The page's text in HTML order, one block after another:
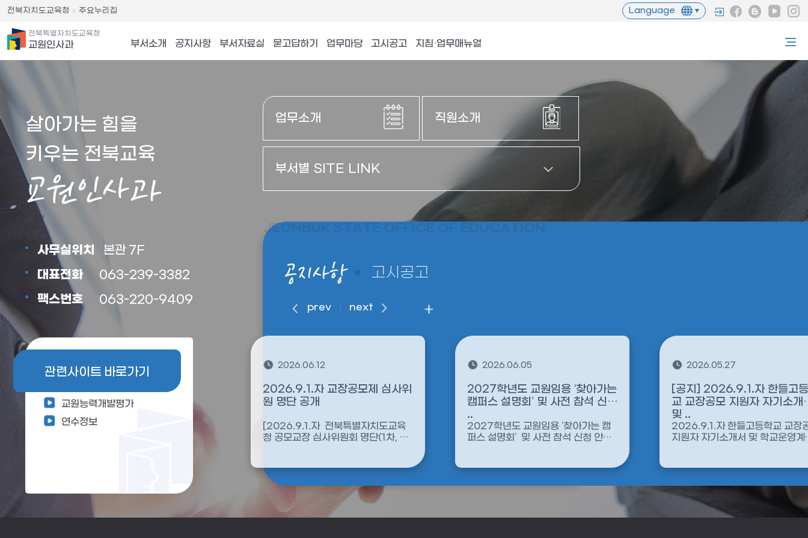
전북자치도교육청 주요누리집 Language
전북특별자치도교육청
교원인사과 부서소개 공지사항 부서자료실 묻고답하기 업무마당 고시공고 지침·업무매뉴얼
살아가는 힘을
키우는 전북교육
교원인사과
사무실위치
본관 7F
대표전화
063-239-3382
팩스번호
063-220-9409
관련사이트 바로가기
교원능력개발평가
연수정보
업무소개 직원소개
부서별 SITE LINK
공지사항
2026.04.27
2026년 상반기 모범공무원(교
사) 사전 공개 검증
2026 상반기 모범공무원(교사) 추천
2026.06.12
2026.9.1.자 교장공모제 심사위
원 명단 공개
[2026.9.1.자 전북특별자치도교육
청 공모교장 심사위원회 명단(1차, 2
2026.06.05
2027학년도 교원임용 ‘찾아가는
캠퍼스 설명회’ 및 사전 참석 신청
..
2027학년도 교원임용 ‘찾아가는 캠
퍼스 설명회’ 및 사전 참석 신청 안내
2026.05.27
[공지] 2026.9.1.자 한들고
교 교장공모 지원자 자기소개
및 ..
2026.9.1.자 한들고등학교 교장
지원자 자기소개서 및 학교운영계
고시공고
prev next